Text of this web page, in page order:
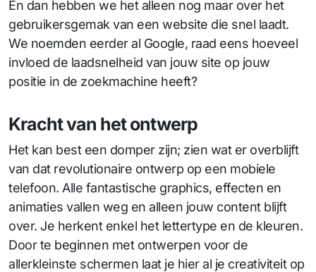
En dan hebben we het alleen nog maar over het
gebruikersgemak van een website die snel laadt.
We noemden eerder al Google, raad eens hoeveel
invloed de laadsnelheid van jouw site op jouw
positie in de zoekmachine heeft?
Kracht van het ontwerp
Het kan best een domper zijn; zien wat er overblijft
van dat revolutionaire ontwerp op een mobiele
telefoon. Alle fantastische graphics, effecten en
animaties vallen weg en alleen jouw content blijft
over. Je herkent enkel het lettertype en de kleuren.
Door te beginnen met ontwerpen voor de
allerkleinste schermen laat je hier al je creativiteit op